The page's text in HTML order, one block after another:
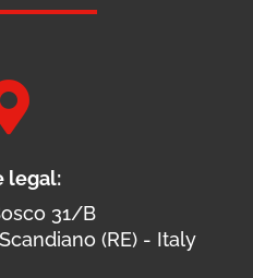
legal:
31/B
(RE) - Italy